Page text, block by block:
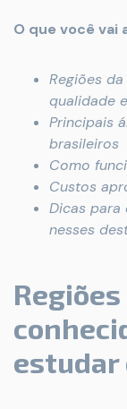
O que você vai
Regiões
qualidade
Principais
brasileiros
Como
Custos
Dicas para
nesses
estudar